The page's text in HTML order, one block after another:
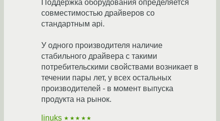
Поддержка оборудования определяется
совместимостью драйверов со
стандартным api.
У одного производителя наличие
стабильного драйвера с такими
потребительскими свойствами возникает в
течении пары лет, у всех остальных
производителей - в момент выпуска
продукта на рынок.
linuks ★★★★★